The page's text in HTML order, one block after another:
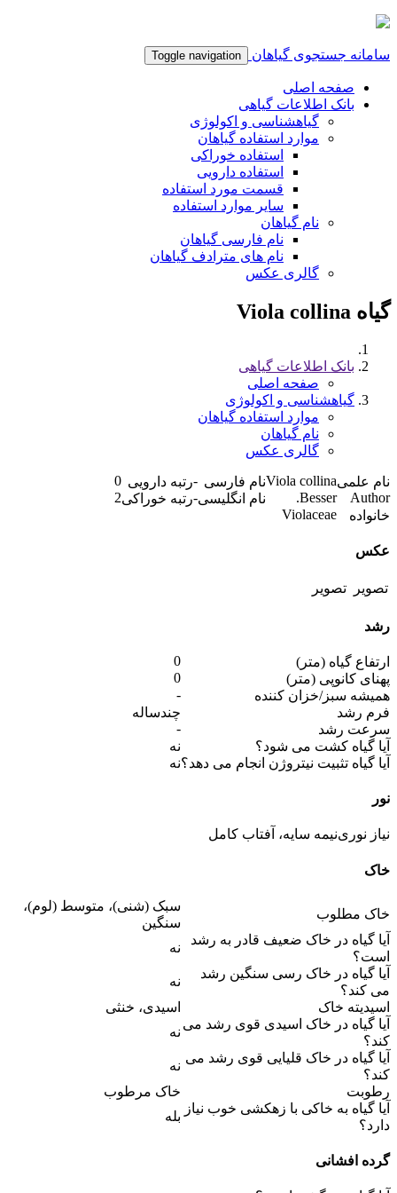
سامانه جستجوی گیاهان Toggle navigation
صفحه اصلی
بانک اطلاعات گیاهی
گیاهشناسی و اکولوژی
موارد استفاده گیاهان
استفاده خوراکی
استفاده دارویی
قسمت مورد استفاده
سایر موارد استفاده
نام گیاهان
نام فارسی گیاهان
نام های مترادف گیاهان
گالری عکس
گیاه Viola collina
بانک اطلاعات گیاهی
صفحه اصلی
گیاهشناسی و اکولوژی
موارد استفاده گیاهان
نام گیاهان
گالری عکس
نام علمیViola collinaنام فارسی -رتبه دارویی 0
Author
Besser. نام انگلیسی-رتبه خوراکی2
خانواده
Violaceae
عکس
رشد
ارتفاع گیاه (متر)
0
پهنای کانوپی (متر)
0
همیشه سبز/خزان کننده
-
فرم رشد
چندساله
سرعت رشد
-
آیا گیاه کشت می شود؟
نه
آیا گیاه تثبیت نیتروژن انجام می دهد؟نه
نور
نیاز نورینیمه سایه، آفتاب کامل
خاک
خاک مطلوب
سبک (شنی)، متوسط (لوم)،
سنگین
آیا گیاه در خاک ضعیف قادر به رشد
است؟
نه
آیا گیاه در خاک رسی سنگین رشد
می کند؟
نه
اسیدیته خاک
اسیدی، خنثی
آیا گیاه در خاک اسیدی قوی رشد می
کند؟
نه
آیا گیاه در خاک قلیایی قوی رشد می
کند؟
نه
رطوبت
خاک مرطوب
آیا گیاه به خاکی با زهکشی خوب نیاز
دارد؟
بله
گرده افشانی